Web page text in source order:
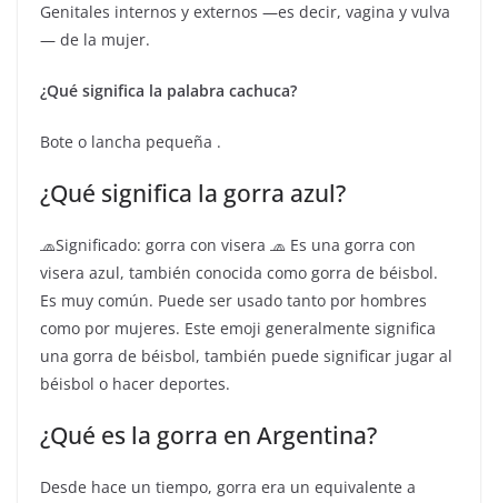
Genitales internos y externos —es decir, vagina y vulva
— de la mujer.
¿Qué significa la palabra cachuca?
Bote o lancha pequeña .
¿Qué significa la gorra azul?
🧢Significado: gorra con visera 🧢 Es una gorra con
visera azul, también conocida como gorra de béisbol.
Es muy común. Puede ser usado tanto por hombres
como por mujeres. Este emoji generalmente significa
una gorra de béisbol, también puede significar jugar al
béisbol o hacer deportes.
¿Qué es la gorra en Argentina?
Desde hace un tiempo, gorra era un equivalente a